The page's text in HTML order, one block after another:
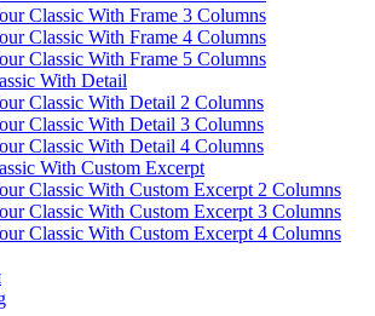
Classic With Frame 3 Columns
Classic With Frame 4 Columns
Classic With Frame 5 Columns
With Detail
Classic With Detail 2 Columns
Classic With Detail 3 Columns
Classic With Detail 4 Columns
With Custom Excerpt
Classic With Custom Excerpt 2 Columns
Classic With Custom Excerpt 3 Columns
Classic With Custom Excerpt 4 Columns